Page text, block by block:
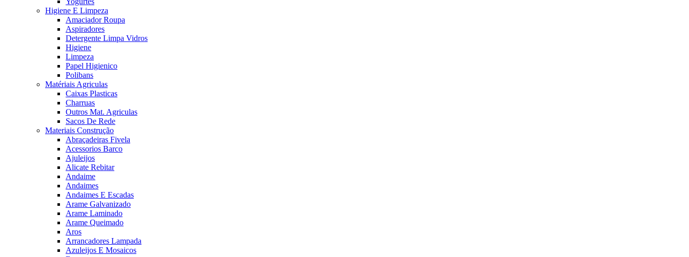
Higiene E Limpeza
Amaciador Roupa
Aspiradores
Detergente Limpa Vidros
Higiene
Limpeza
Papel Higienico
Polibans
Matériais Agriculas
Caixas Plasticas
Charruas
Outros Mat. Agriculas
Sacos De Rede
Materiais Construção
Abraçadeiras Fivela
Acessorios Barco
Ajuleijos
Alicate Rebitar
Andaime
Andaimes
Andaimes E Escadas
Arame Galvanizado
Arame Laminado
Arame Queimado
Aros
Arrancadores Lampada
Azuleijos E Mosaicos